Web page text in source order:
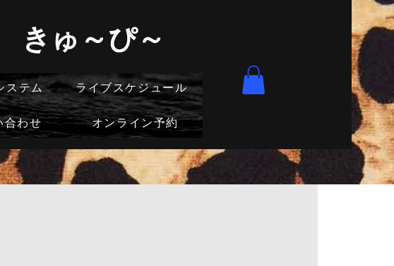
きゅ～ぴ～
ステム ライブスケジュール
合わせ オンライン予約